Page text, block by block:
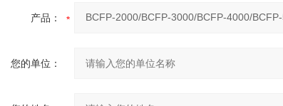
产品：
您的单位：